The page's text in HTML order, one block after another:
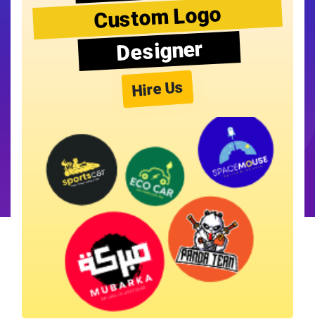
Custom Logo
Designer
Hire Us